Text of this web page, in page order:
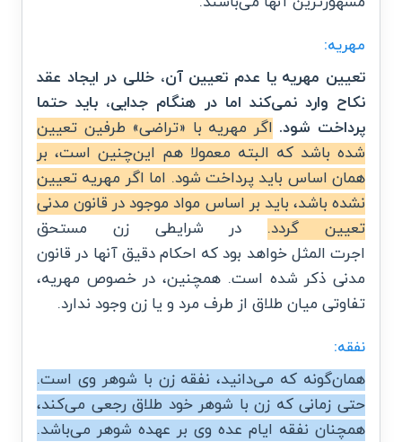
مهریه:
تعیین مهریه یا عدم تعیین آن، خللی در ایجاد عقد
نکاح وارد نمی‌کند اما در هنگام جدایی، باید حتما
پرداخت شود. اگر مهریه با «تراضی» طرفین تعیین
شده باشد که البته معمولا هم این‌چنین است، بر
همان اساس باید پرداخت شود. اما اگر مهریه تعیین
نشده باشد، باید بر اساس مواد موجود در قانون مدنی
تعیین گردد. در شرایطی زن مستحق
اجرت المثل خواهد بود که احکام دقیق آنها در قانون
مدنی ذکر شده است. همچنین، در خصوص مهریه،
تفاوتی میان طلاق از طرف مرد و یا زن وجود ندارد.
نفقه:
همان‌گونه که می‌دانید، نفقه زن با شوهر وی است.
حتی زمانی که زن با شوهر خود طلاق رجعی می‌کند،
همچنان نفقه ایام عده وی بر عهده شوهر می‌باشد.